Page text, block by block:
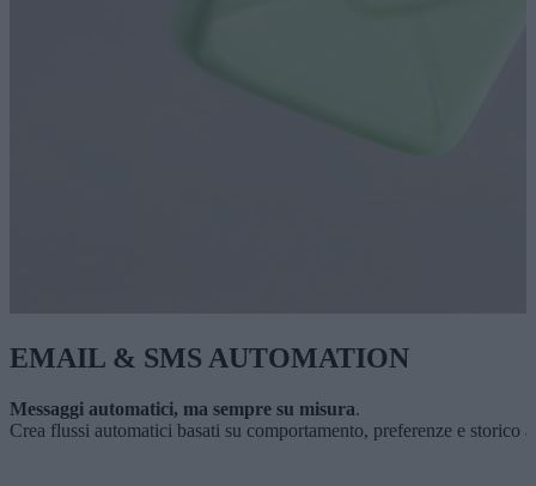
EMAIL & SMS AUTOMATION
Messaggi automatici, ma sempre su misura.
Crea flussi automatici basati su comportamento, preferenze e